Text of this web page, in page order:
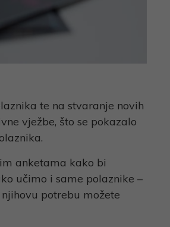
te na stvaranje novih
vježbe, što se pokazalo
anketama kako bi
učimo i same polaznike –
potrebu možete